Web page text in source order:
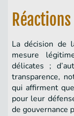
La décision de
mesure
délicates ;
transparence,
qui affirment
pour leur
de gouvernance